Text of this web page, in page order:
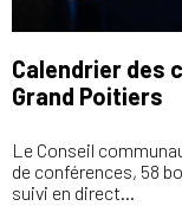
Calendrier des
Grand Poitiers
Le Conseil
de conférences, 58
suivi en direct…